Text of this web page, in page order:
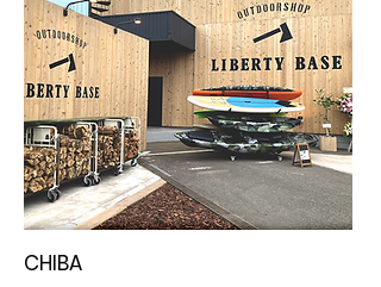
CHIBA